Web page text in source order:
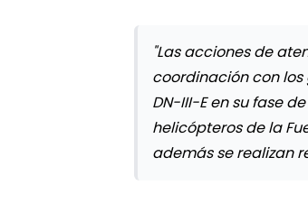
"Las acciones de
coordinación con los
DN-III-E en su fase
helicópteros de la
además se realizan